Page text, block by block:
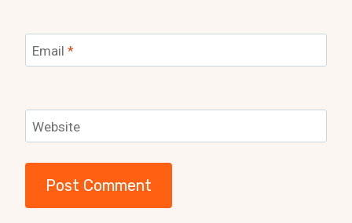
Email *
Website